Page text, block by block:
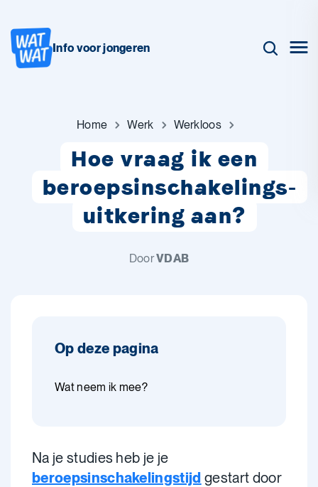
Info voor jongeren
Home Werk Werkloos
Hoe vraag ik een
beroepsinschakelings-
uitkering aan?
DoorVDAB
Op deze pagina
Wat neem ik mee?
Na je studies heb je je
beroepsinschakelingstijd gestart door